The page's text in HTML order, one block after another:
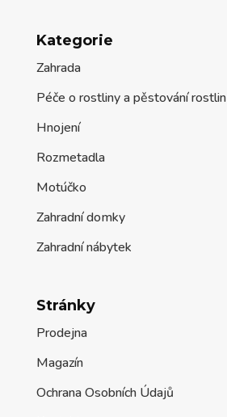
Kategorie
Zahrada
Péče o rostliny a pěstování rostlin
Hnojení
Rozmetadla
Motúčko
Zahradní domky
Zahradní nábytek
Stránky
Prodejna
Magazín
Ochrana Osobních Údajů